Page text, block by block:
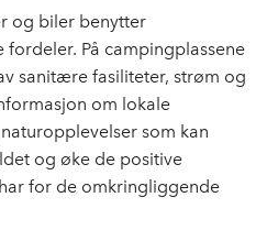
og biler benytter
På campingplassene
sanitære fasiliteter, strøm og
om lokale
som kan
og øke de positive
for de omkringliggende